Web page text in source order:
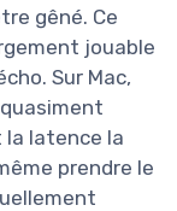
gêné. Ce
jouable
Sur Mac,
la latence la
prendre le